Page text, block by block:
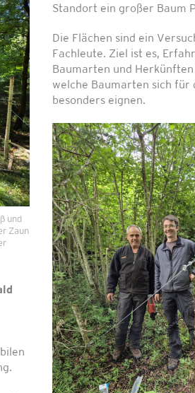
und
Zaun
Standort ein großer Baum
Die Flächen sind ein
Fachleute. Ziel ist es,
Baumarten und
welche Baumarten sich
besonders eignen.